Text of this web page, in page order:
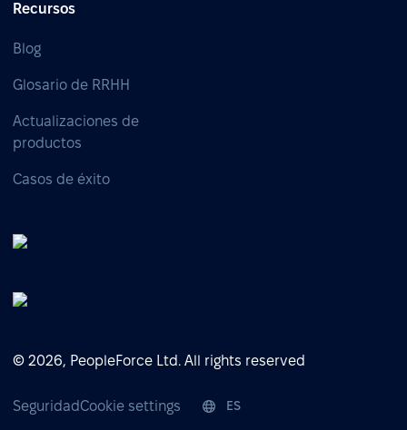
Recursos
Blog
Glosario de RRHH
Actualizaciones de
productos
Casos de éxito
© 2026, PeopleForce Ltd. All rights reserved
SeguridadCookie settings ES